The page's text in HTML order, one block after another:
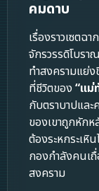
คมดาบ
เรื่องราวเซตฉ
จักรวรรดิโบร
ทำสงครามแย่
ที่ชีวิตของ “แม่
กับตราบาปแล
ของเขาถูกหักห
ต้องระหกระเหิ
กองกำลังคนเ
สงคราม